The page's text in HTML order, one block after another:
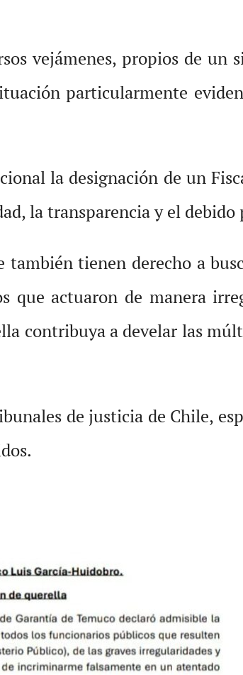
vejámenes, propios de un
particularmente
la designación de un
la transparencia y el debido
tienen derecho a
que actuaron de manera
contribuya a develar las
de justicia de Chile,